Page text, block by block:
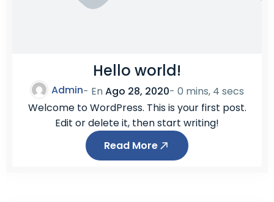
Hello world!
Admin- EnAgo 28, 2020- 0 mins, 4 secs
Welcome to WordPress. This is your first post.
Edit or delete it, then start writing!
Read More